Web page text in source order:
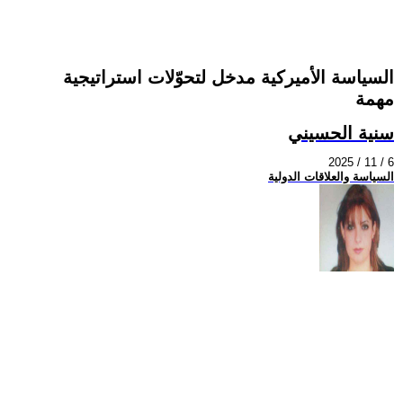
السياسة الأميركية مدخل لتحوّلات استراتيجية
مهمة
سنية الحسيني
2025 / 11 / 6
السياسة والعلاقات الدولية